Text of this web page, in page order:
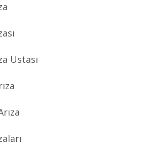
Ustası